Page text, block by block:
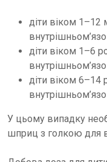
діти віком 1–12
діти віком 1–6
діти віком 6–14
У цьому випадку
шприц з голкою для